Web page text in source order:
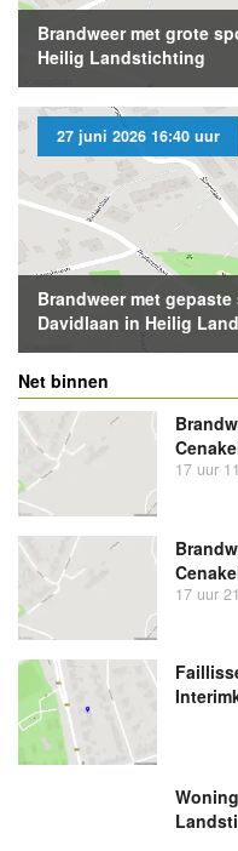
Brandweer met grote
Heilig Landstichting
27 juni 2026 16:40 uur
Brandweer met
Davidlaan in Heilig
Net binnen
17 uur
17 uur